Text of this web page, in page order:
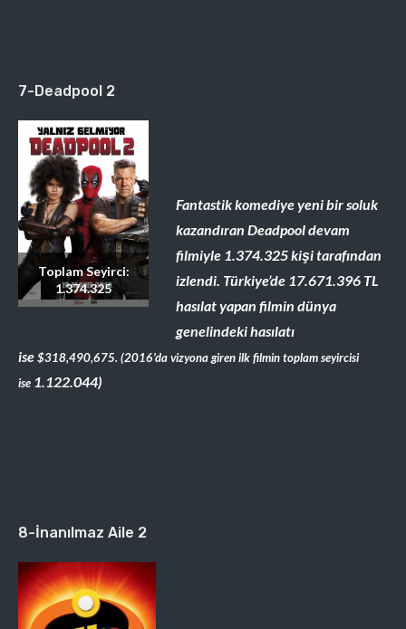
7-Deadpool 2
Toplam Seyirci:
1.374.325
Fantastik komediye yeni bir soluk
kazandıran Deadpool devam
filmiyle 1.374.325 kişi tarafından
izlendi. Türkiye’de 17.671.396 TL
hasılat yapan filmin dünya
genelindeki hasılatı
ise$318,490,675. (2016’da vizyona giren ilk filmin toplam seyircisi
ise 1.122.044)
8-İnanılmaz Aile 2